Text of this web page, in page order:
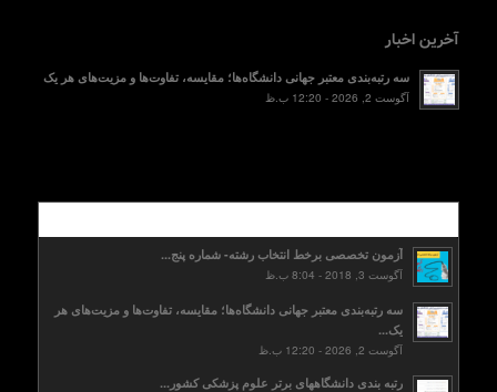
آخرین اخبار
سه رتبه‌بندی معتبر جهانی دانشگاه‌ها؛ مقایسه، تفاوت‌ها و مزیت‌های هر یک
آگوست 2, 2026 - 12:20 ب.ظ
آزمون تخصصی برخط انتخاب رشته- شماره پنج...
آگوست 3, 2018 - 8:04 ب.ظ
سه رتبه‌بندی معتبر جهانی دانشگاه‌ها؛ مقایسه، تفاوت‌ها و مزیت‌های هر
یک...
آگوست 2, 2026 - 12:20 ب.ظ
رتبه بندی دانشگاههای برتر علوم پزشکی کشور...